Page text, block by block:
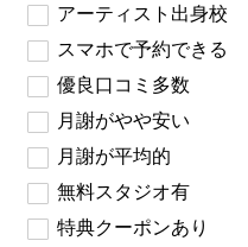
アーティスト出身校
スマホで予約できる
優良口コミ多数
月謝がやや安い
月謝が平均的
無料スタジオ有
特典クーポンあり